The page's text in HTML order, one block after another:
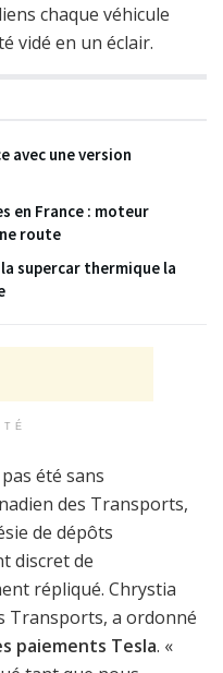
chaque véhicule
vidé en un éclair.
avec une version
en France : moteur
route
supercar thermique la
été sans
des Transports,
de dépôts
discret de
répliqué. Chrystia
Transports, a ordonné
paiements Tesla. «